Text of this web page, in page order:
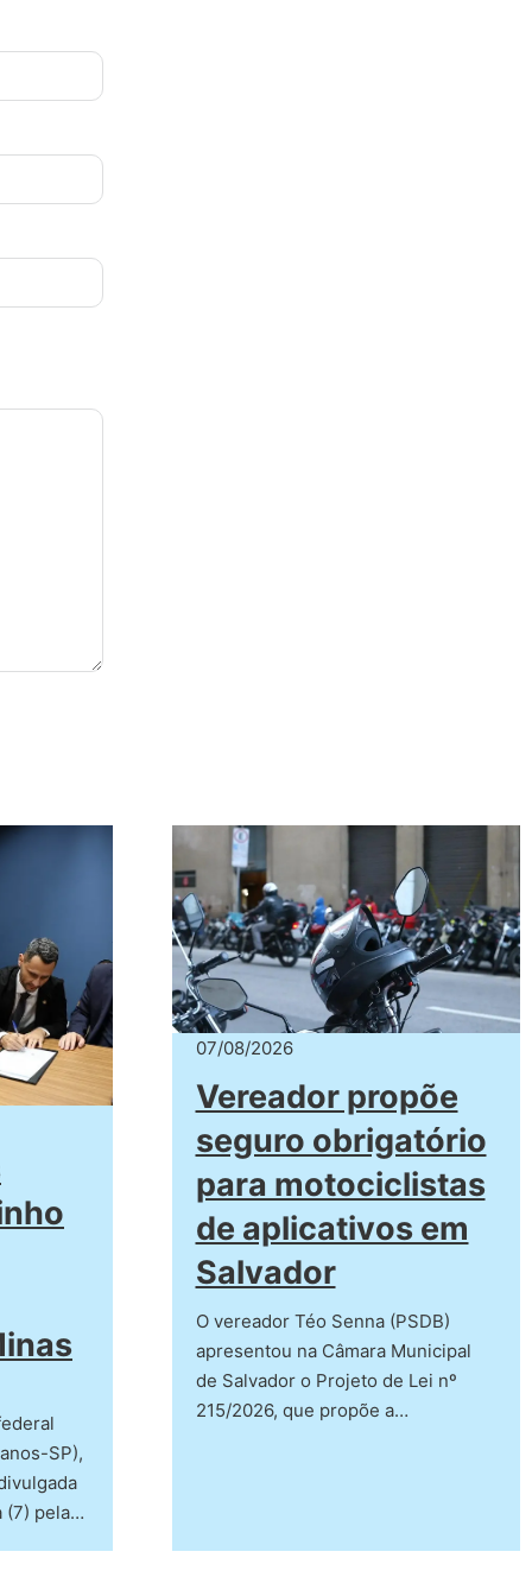
SP),
(7) pela…
07/08/2026
Vereador propõe
seguro obrigatório
para motociclistas
de aplicativos em
Salvador
O vereador Téo Senna (PSDB)
apresentou na Câmara Municipal
de Salvador o Projeto de Lei nº
215/2026, que propõe a…